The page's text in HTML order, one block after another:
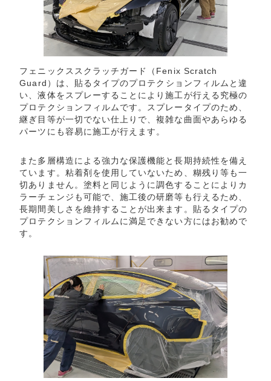
フェニックススクラッチガード（Fenix Scratch
Guard）は、貼るタイプのプロテクションフィルムと違
い、液体をスプレーすることにより施工が行える究極の
プロテクションフィルムです。スプレータイプのため、
継ぎ目等が一切でない仕上りで、複雑な曲面やあらゆる
パーツにも容易に施工が行えます。
また多層構造による強力な保護機能と長期持続性を備え
ています。粘着剤を使用していないため、糊残り等も一
切ありません。塗料と同じように調色することによりカ
ラーチェンジも可能で、施工後の研磨等も行えるため、
長期間美しさを維持することが出来ます。貼るタイプの
プロテクションフィルムに満足できない方にはお勧めで
す。